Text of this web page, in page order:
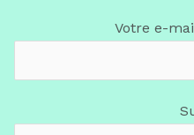
Votre e-